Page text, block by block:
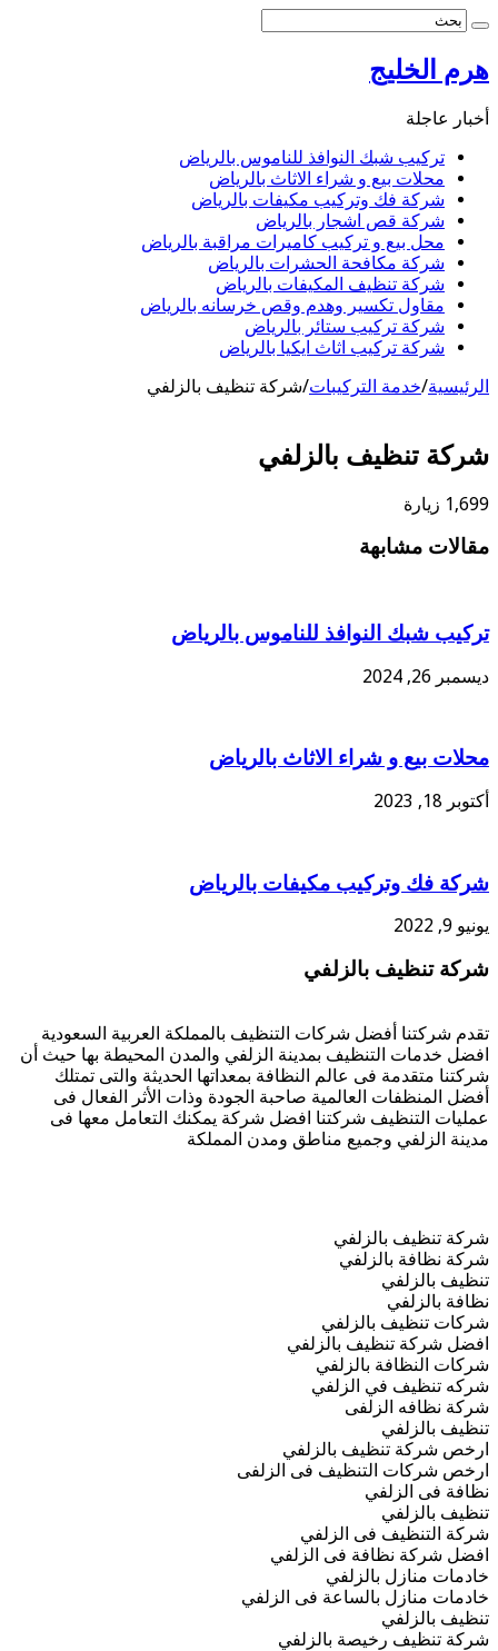
هرم الخليج
أخبار عاجلة
تركيب شبك النوافذ للناموس بالرياض
محلات بيع و شراء الاثاث بالرياض
شركة فك وتركيب مكيفات بالرياض
شركة قص اشجار بالرياض
محل بيع و تركيب كاميرات مراقبة بالرياض
شركة مكافحة الحشرات بالرياض
شركة تنظيف المكيفات بالرياض
مقاول تكسير وهدم وقص خرسانه بالرياض
شركة تركيب ستائر بالرياض
شركة تركيب اثاث ايكيا بالرياض
الرئيسية/خدمة التركيبات/شركة تنظيف بالزلفي
شركة تنظيف بالزلفي
1,699 زيارة
مقالات مشابهة
تركيب شبك النوافذ للناموس بالرياض
ديسمبر 26, 2024
محلات بيع و شراء الاثاث بالرياض
أكتوبر 18, 2023
شركة فك وتركيب مكيفات بالرياض
يونيو 9, 2022
شركة تنظيف بالزلفي
تقدم شركتنا أفضل شركات التنظيف بالمملكة العربية السعودية
افضل خدمات التنظيف بمدينة الزلفي والمدن المحيطة بها حيث أن
شركتنا متقدمة فى عالم النظافة بمعداتها الحديثة والتى تمتلك
أفضل المنظفات العالمية صاحبة الجودة وذات الأثر الفعال فى
عمليات التنظيف شركتنا افضل شركة يمكنك التعامل معها فى
مدينة الزلفي وجميع مناطق ومدن المملكة
شركة تنظيف بالزلفي
شركة نظافة بالزلفي
تنظيف بالزلفي
نظافة بالزلفي
شركات تنظيف بالزلفي
افضل شركة تنظيف بالزلفي
شركات النظافة بالزلفي
شركه تنظيف في الزلفي
شركة نظافه الزلفى
تنظيف بالزلفي
ارخص شركة تنظيف بالزلفي
ارخص شركات التنظيف فى الزلفى
نظافة فى الزلفي
تنظيف بالزلفي
شركة التنظيف فى الزلفي
افضل شركة نظافة فى الزلفي
خادمات منازل بالزلفي
خادمات منازل بالساعة فى الزلفي
تنظيف بالزلفي
شركة تنظيف رخيصة بالزلفي